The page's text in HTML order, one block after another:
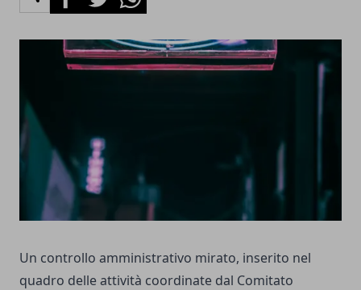
Un controllo amministrativo mirato, inserito nel
quadro delle attività coordinate dal Comitato